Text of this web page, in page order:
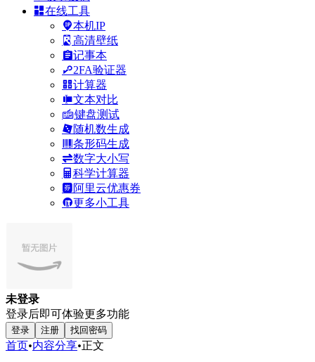
在线工具
本机IP
高清壁纸
记事本
2FA验证器
计算器
文本对比
键盘测试
随机数生成
条形码生成
数字大小写
科学计算器
阿里云优惠券
更多小工具
未登录
登录后即可体验更多功能
登录 注册 找回密码
首页•内容分享•正文